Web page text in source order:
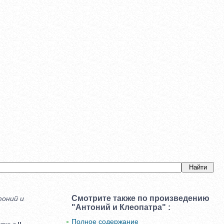
и
Смотрите также по произведению
"Антоний и Клеопатра" :
Полное содержание